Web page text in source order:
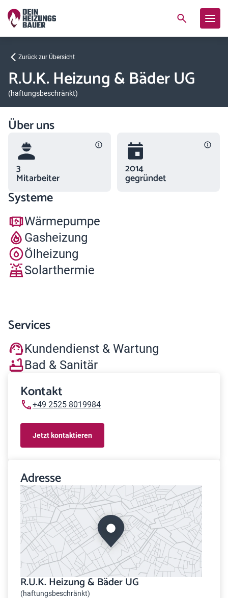
Zurück zur Übersicht
R.U.K. Heizung & Bäder UG
(haftungsbeschränkt)
Über uns
3
Mitarbeiter
2014
gegründet
Systeme
Wärmepumpe
Gasheizung
Ölheizung
Solarthermie
Services
Kundendienst & Wartung
Bad & Sanitär
Kontakt
+49 2525 8019984
Jetzt kontaktieren
Adresse
R.U.K. Heizung & Bäder UG
(haftungsbeschränkt)